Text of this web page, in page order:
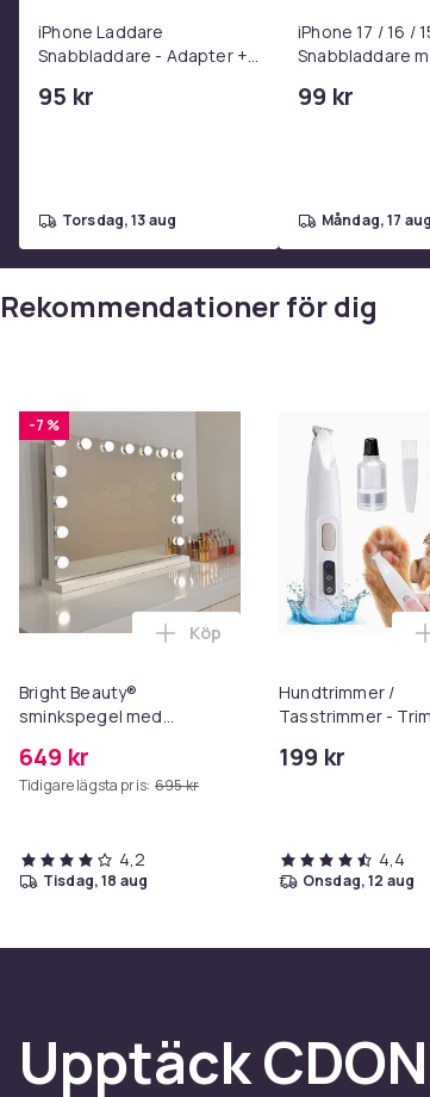
iPhone Laddare
Snabbladdare - Adapter +
C 2m
95 kr
torsdag, 13 aug
iPhone 17 / 16 /
Snabbladdare
99 kr
måndag, 17 aug
Rekommendationer för dig
-7 %
Bright Beauty®
sminkspegel med
Hollywoodspegel – 58×46
cm – 15 LED-lampor – 3
laddningsport – Vit
649 kr
Tidigare lägsta pris: 695 kr
Lägg till Bright Beauty®
Köp
4,2
tisdag, 18 aug
Hundtrimmer /
Tasstrimmer -
199 kr
4,4
onsdag, 12 aug
Upptäck CDON